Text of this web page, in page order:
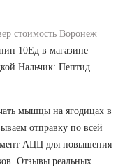
стоимость Воронеж
10Ед в магазине
Нальчик: Пептид
мышцы на ягодицах в
отправку по всей
АЦЦ для повышения
Отзывы реальных